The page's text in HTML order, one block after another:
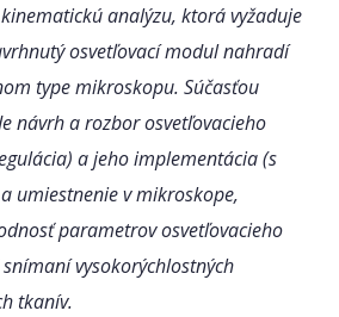
analýzu, ktorá vyžaduje
osvetľovací modul nahradí
type mikroskopu. Súčasťou
návrh a rozbor osvetľovacieho
a jeho implementácia (s
umiestnenie v mikroskope,
parametrov osvetľovacieho
vysokorýchlostných
tkanív.